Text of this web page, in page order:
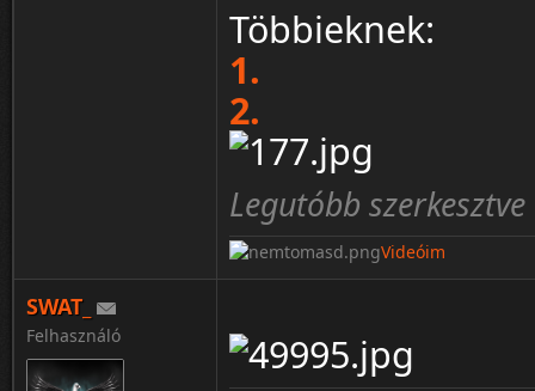
Többieknek:
1.
2.
Legutóbb
Videóim
SWAT_
Felhasználó